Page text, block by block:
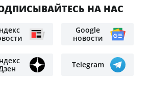
НА НАС
Google
новости
Telegram